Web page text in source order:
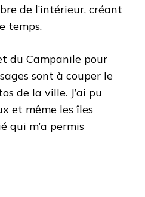
de l’intérieur, créant
temps.
du Campanile pour
sont à couper le
de la ville. J’ai pu
et même les îles
qui m’a permis